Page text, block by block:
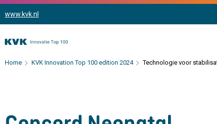
www.kvk.nl
Home KVK Innovation Top 100 edition 2024 Technologie voor